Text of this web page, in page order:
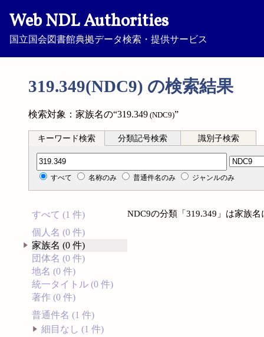
Web NDL Authorities
国立国会図書館典拠データ検索・提供サービス
319.349(NDC9) の検索結果
検索対象：家族名の“319.349 (NDC9)”
キーワード検索 分類記号検索 識別子検索
分類記号検索
すべて 名称のみ 普通件名のみ ジャンルのみ
すべて (1 件)
個人名 (0 件)
家族名 (0 件)
団体名 (0 件)
地名 (0 件)
統一タイトル (0 件)
著作 (0 件)
普通件名 (1 件)
細目なし (1 件)
NDC9の分類「319.349」は家族